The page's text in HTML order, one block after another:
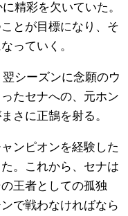
精彩を欠いていた。
とが目標になり、そ
っていく。
シーズンに念願のウ
たセナへの、元ホン
さに正鵠を射る。
ンピオンを経験した
。これから、セナは
王者としての孤独
で戦わなければなら